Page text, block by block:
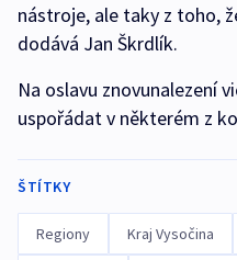
nástroje, ale taky z toho,
dodává Jan Škrdlík.
Na oslavu znovunalezení
uspořádat v některém z
ŠTÍTKY
Regiony Kraj Vysočina